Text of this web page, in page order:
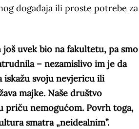
događaja ili proste potrebe za
uvek bio na fakultetu, pa smo
– nezamislivo im je da
iskažu svoju nevjericu ili
majke. Naše društvo
priču nemogućom. Povrh toga,
smatra „neidealnim”.